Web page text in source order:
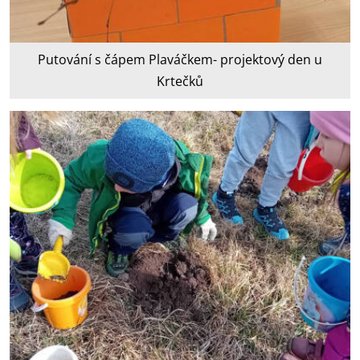
Putování s čápem Plaváčkem- projektový den u
Krtečků